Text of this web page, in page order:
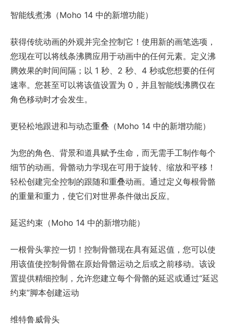
智能线煮沸（Moho 14 中的新增功能）
获得传统动画的外观并完全控制它！使用新的画笔选项，
您现在可以将线条沸腾应用于动画中的任何元素。定义沸
腾效果的时间间隔；以 1 秒、2 秒、4 秒或您想要的任何
速率。您甚至可以将该值设置为 0，并且智能线沸腾仅在
角色移动时才会发生。
更轻松地跟进和与动态重叠（Moho 14 中的新增功能）
为您的角色、背景和道具赋予生命，而无需手工制作每个
细节的动画。骨骼动力学现在可用于旋转、缩放和平移！
轻松创建完全控制的跟随和重叠动画。通过定义每根骨骼
的重量和重力，使它们对世界条件做出反应。
延迟约束（Moho 14 中的新增功能）
一根骨头掌控一切！控制骨骼现在具有延迟值，您可以使
用该值使控制骨骼在原始骨骼运动之后或之前移动。该设
置提供精细控制，允许您建立每个骨骼的延迟或通过“延迟
约束”脚本创建运动
维特鲁威骨头